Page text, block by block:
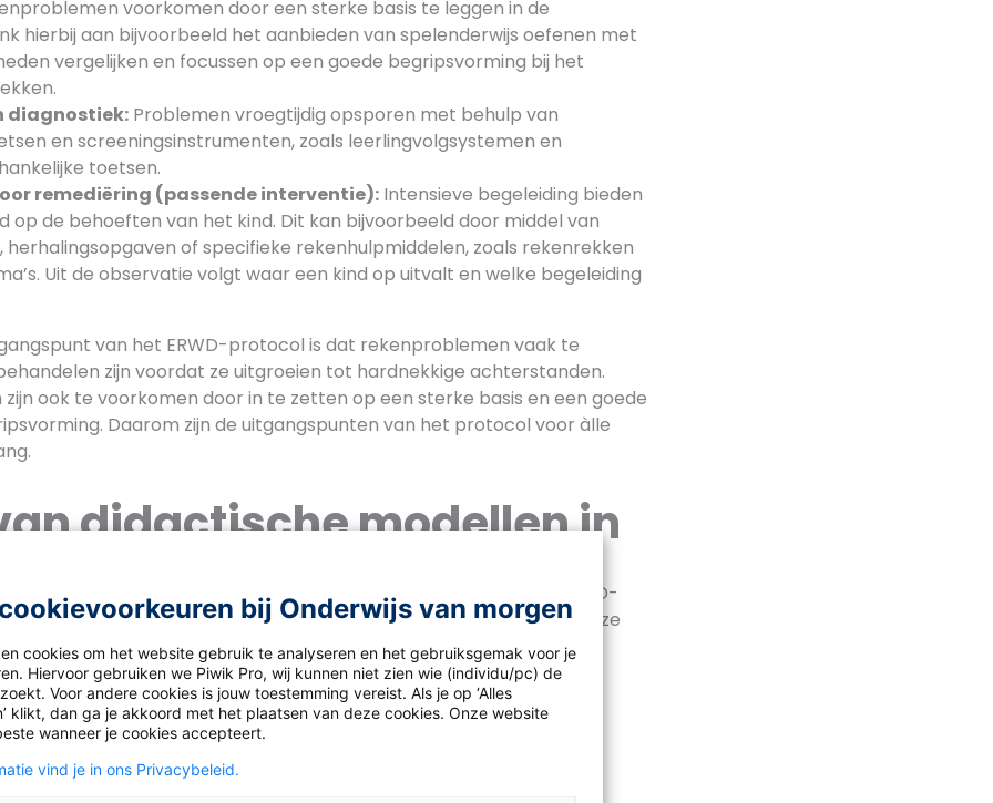
voorkomen door een sterke basis te leggen in de
hierbij aan bijvoorbeeld het aanbieden van spelenderwijs oefenen met
vergelijken en focussen op een goede begripsvorming bij het
diagnostiek: Problemen vroegtijdig opsporen met behulp van
en screeningsinstrumenten, zoals leerlingvolgsystemen en
toetsen.
remediëring (passende interventie): Intensieve begeleiding bieden
op de behoeften van het kind. Dit kan bijvoorbeeld door middel van
of specifieke rekenhulpmiddelen, zoals rekenrekken
Uit de observatie volgt waar een kind op uitvalt en welke begeleiding
van het ERWD-protocol is dat rekenproblemen vaak te
zijn voordat ze uitgroeien tot hardnekkige achterstanden.
ook te voorkomen door in te zetten op een sterke basis en een goede
Daarom zijn de uitgangspunten van het protocol voor àlle
didactische modellen in
zoals Pluspunt De wereld in getallen
integreren het ERWD-
modellen uit dat protocol als uitgangspunt te nemen. Deze
om het rekenonderwijs effectief vorm te geven.
hierin zijn:
bij Onderwijs van morgen
cookies om het website gebruik te analyseren en het gebruiksgemak voor je
Hiervoor gebruiken we Piwik Pro, wij kunnen niet zien wie (individu/pc) de
Voor andere cookies is jouw toestemming vereist. Als je op ‘Alles
klikt, dan ga je akkoord met het plaatsen van deze cookies. Onze website
wanneer je cookies accepteert.
vind je in ons Privacybeleid.